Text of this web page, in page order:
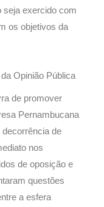
seja exercido com
os objetivos da
Opinião Pública
de promover
Pernambucana
de
nos
de oposição e
questões
a esfera